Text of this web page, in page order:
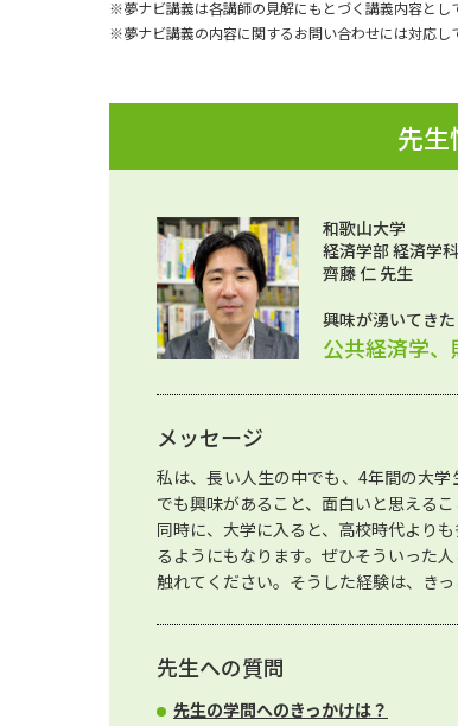
※夢ナビ講義は各講師の見解にもとづく講義内容とし
※夢ナビ講義の内容に関するお問い合わせには対応し
先
和歌山大学
経済学部 経済学
齊藤 仁 先生
興味が湧いてき
公共経済学
メッセージ
私は、長い人生の中でも、4年間の大
でも興味があること、面白いと思える
同時に、大学に入ると、高校時代より
るようにもなります。ぜひそういった
触れてください。そうした経験は、きっ
先生への質問
先生の学問へのきっかけは？